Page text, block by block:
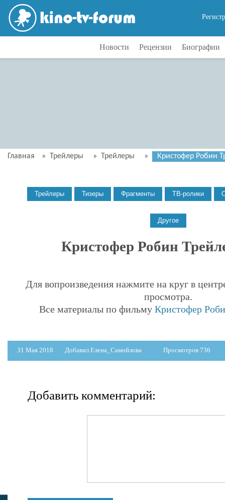
Новости Рецензии Биографии
Главная » Трейлеры » Трейлеры » Кристофер Робин
Кристофер Робин
Для вопроизведения нажмите на круг в
просмотра.
Все материалы по фильму Кристофер
31 Мая 2018 Добавил Елена_Самойлова Просмотров 736
Добавить комментарий: